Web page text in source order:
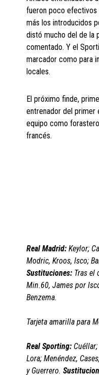
fueron poco efectivos
más los introducidos
distó mucho del de la
comentado. Y el
marcador como para
locales.
El próximo finde,
entrenador del primer
equipo como
francés.
Real Madrid:Keylor;
Modric, Kroos, Isco;
Sustituciones: Tras el
Min.60, James por
Benzema.
Tarjeta amarilla para
Real Sporting:
Lora; Menéndez,
y Guerrero.